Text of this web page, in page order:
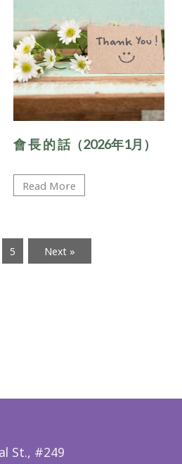
會 ⻑ 的 話（2026年1月）
Read More
5 Next »
St., #249